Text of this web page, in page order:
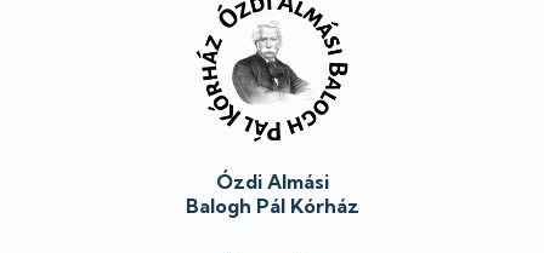
Ózdi Almási
Balogh Pál Kórház